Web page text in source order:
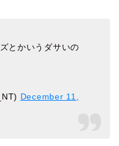
とかいうダサいの
December 11,